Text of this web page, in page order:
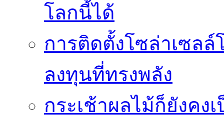
โลกนี้ได้
การติดตั้งโซล่าเซลล์
ลงทุนที่ทรงพลัง
กระเช้าผลไม้ก็ยังคง